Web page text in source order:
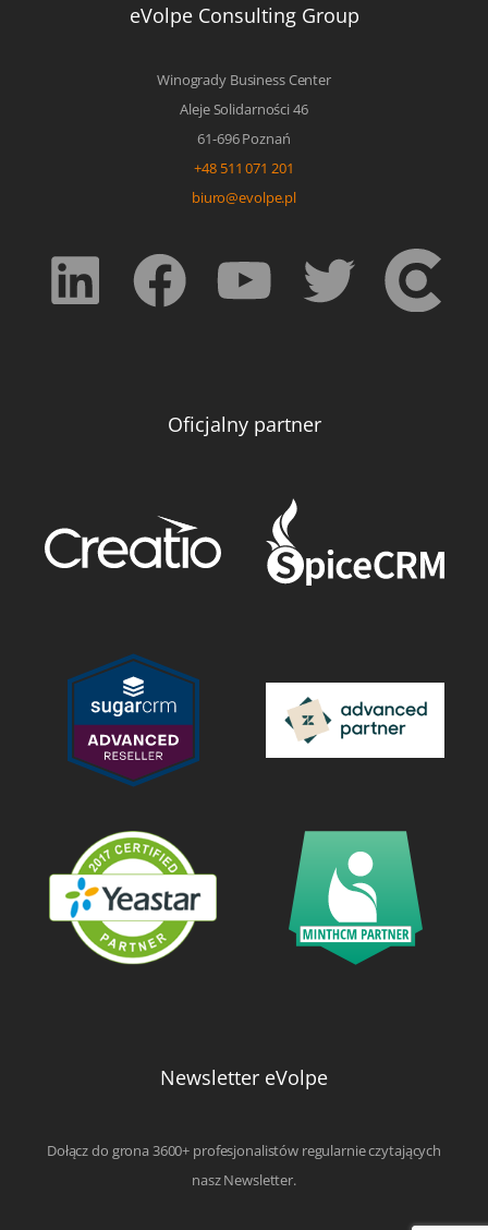
eVolpe Consulting Group
Winogrady Business Center
Aleje Solidarności 46
61-696 Poznań
+48 511 071 201
biuro@evolpe.pl
Oficjalny partner
Newsletter eVolpe
Dołącz do grona 3600+ profesjonalistów regularnie czytających
nasz Newsletter.